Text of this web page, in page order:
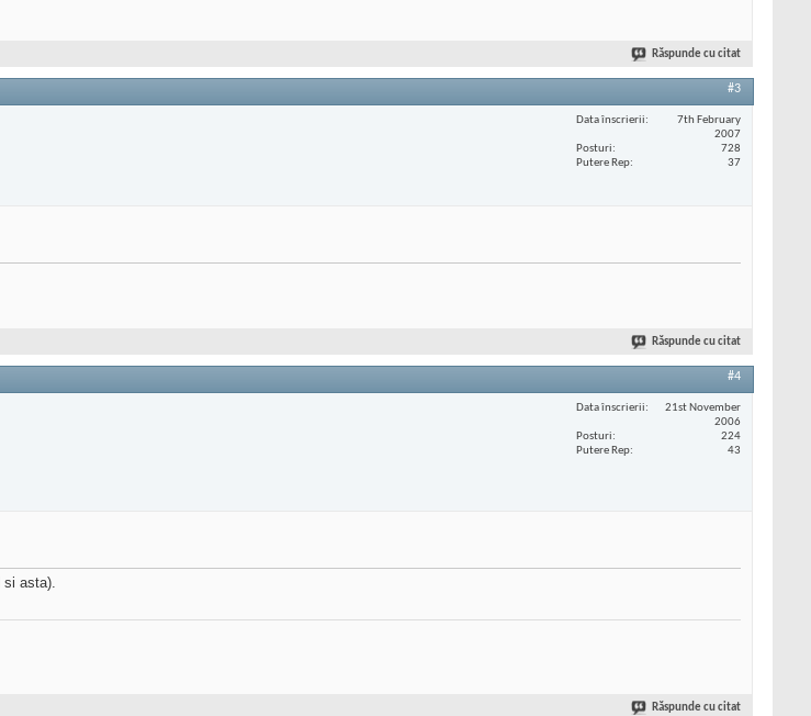
Răspunde cu citat
#3
Data înscrierii
7th February
2007
Posturi
728
Putere Rep
37
Răspunde cu citat
#4
Data înscrierii
21st November
2006
Posturi
224
Putere Rep
43
si asta).
Răspunde cu citat